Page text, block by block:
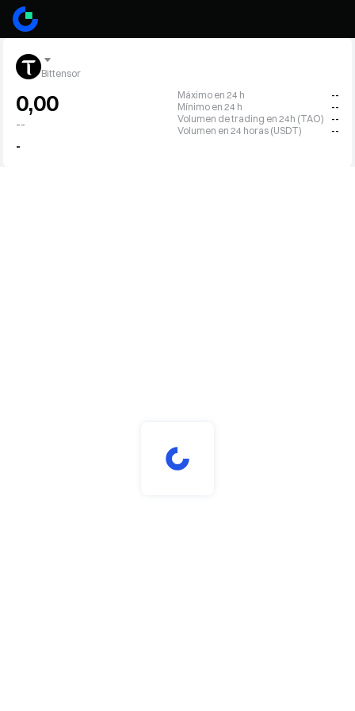
Bittensor
0,00
--
-
Máximo en 24 h
--
Mínimo en 24 h
--
Volumen de trading en 24h (TAO)
--
Volumen en 24 horas (USDT)
--